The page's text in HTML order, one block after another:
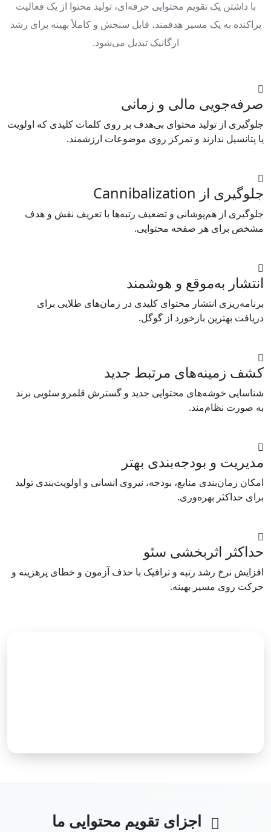
با داشتن یک تقویم محتوایی حرفه‌ای، تولید محتوا از یک فعالیت
پراکنده به یک مسیر هدفمند، قابل سنجش و کاملاً بهینه برای رشد
ارگانیک تبدیل می‌شود.
صرفه‌جویی مالی و زمانی
جلوگیری از تولید محتوای بی‌هدف بر روی کلمات کلیدی که اولویت
یا پتانسیل ندارند و تمرکز روی موضوعات ارزشمند.
جلوگیری از Cannibalization
جلوگیری از هم‌پوشانی و تضعیف رتبه‌ها با تعریف نقش و هدف
مشخص برای هر صفحه محتوایی.
انتشار به‌موقع و هوشمند
برنامه‌ریزی انتشار محتوای کلیدی در زمان‌های طلایی برای
دریافت بهترین بازخورد از گوگل.
کشف زمینه‌های مرتبط جدید
شناسایی خوشه‌های محتوایی جدید و گسترش قلمرو سئویی برند
به صورت نظام‌مند.
مدیریت و بودجه‌بندی بهتر
امکان زمان‌بندی منابع، بودجه، نیروی انسانی و اولویت‌بندی تولید
برای حداکثر بهره‌وری.
حداکثر اثربخشی سئو
افزایش نرخ رشد رتبه و ترافیک با حذف آزمون و خطای پرهزینه و
حرکت روی مسیر بهینه.
اجزای تقویم محتوایی ما